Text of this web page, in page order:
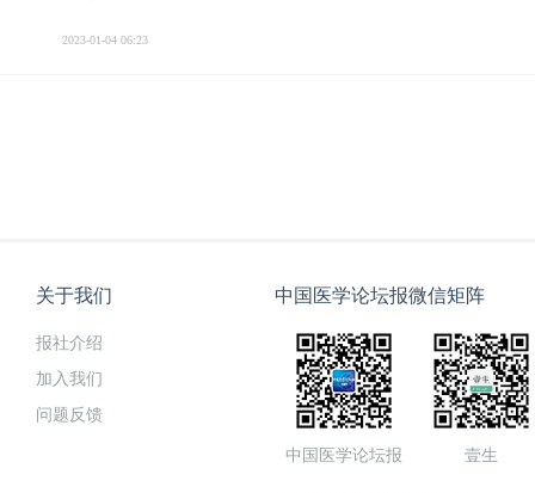
2023-01-04 06:23
关于我们
报社介绍
加入我们
问题反馈
中国医学论坛报微信矩阵
中国医学论坛报 壹生